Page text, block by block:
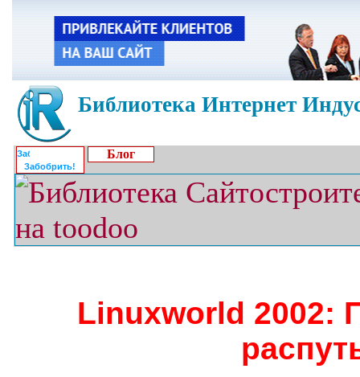
Библиотека Интернет
Забобрить!
Блог
Linuxworld 2002: